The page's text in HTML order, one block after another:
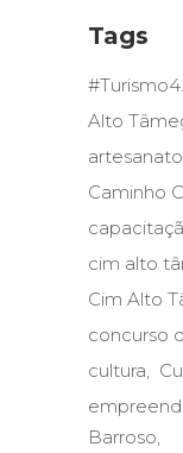
Tags
Alto
artesanato
Caminho
cim alto
Cim Alto
concurso
cultura
Barroso